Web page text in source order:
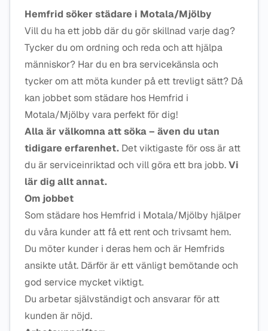
Hemfrid söker städare i Motala/Mjölby
Vill du ha ett jobb där du gör skillnad varje dag?
Tycker du om ordning och reda och att hjälpa
människor? Har du en bra servicekänsla och
tycker om att möta kunder på ett trevligt sätt? Då
kan jobbet som städare hos Hemfrid i
Motala/Mjölby vara perfekt för dig!
Alla är välkomna att söka – även du utan
tidigare erfarenhet. Det viktigaste för oss är att
du är serviceinriktad och vill göra ett bra jobb.Vi
lär dig allt annat.
Om jobbet
Som städare hos Hemfrid i Motala/Mjölby hjälper
du våra kunder att få ett rent och trivsamt hem.
Du möter kunder i deras hem och är Hemfrids
ansikte utåt. Därför är ett vänligt bemötande och
god service mycket viktigt.
Du arbetar självständigt och ansvarar för att
kunden är nöjd.